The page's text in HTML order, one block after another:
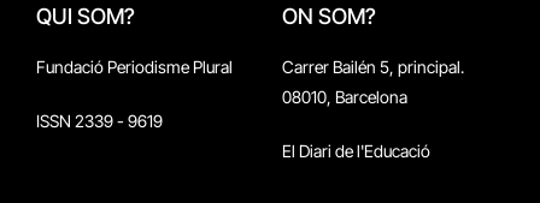
QUI SOM?
Fundació Periodisme Plural
ISSN 2339 - 9619
ON SOM?
Carrer Bailén 5, principal.
08010, Barcelona
El Diari de l'Educació